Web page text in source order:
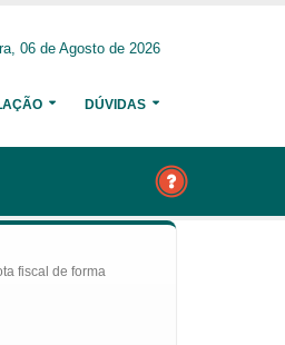
06 de Agosto de 2026
DÚVIDAS
fiscal de forma